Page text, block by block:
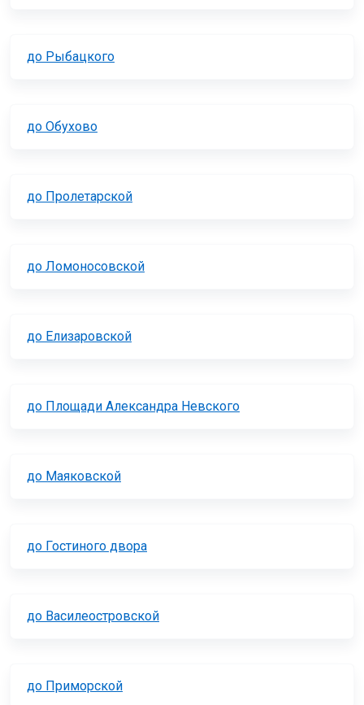
до Рыбацкого
до Обухово
до Пролетарской
до Ломоносовской
до Елизаровской
до Площади Александра Невского
до Маяковской
до Гостиного двора
до Василеостровской
до Приморской